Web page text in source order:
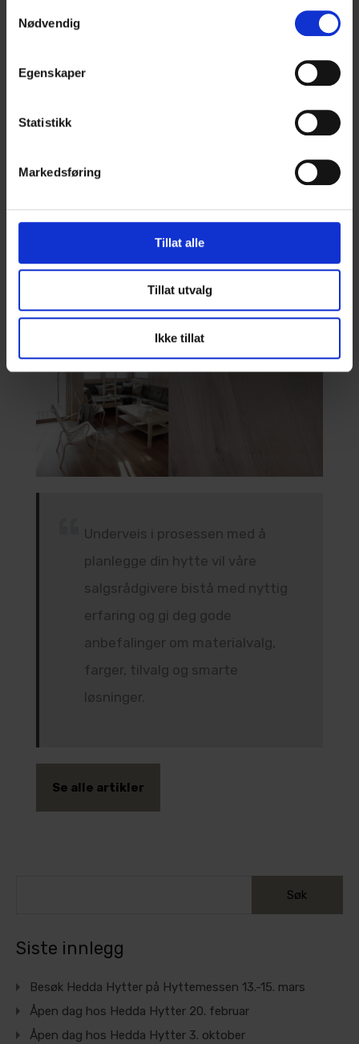
Nødvendig
Egenskaper
Statistikk
Markedsføring
Tillat alle
Tillat utvalg
Ikke tillat
baderomsinnredning. Alternativt kan det også
HEDDA kan leveres ferdig beiset innvendig og med
gulv i mange ulike utførelser.
Underveis i prosessen med å
planlegge din hytte vil våre
salgsrådgivere bistå med nyttig
erfaring og gi deg gode
anbefalinger om materialvalg,
farger, tilvalg og smarte
løsninger.
Se alle artikler
Siste innlegg
Besøk Hedda Hytter på Hyttemessen 13.-15. mars
Åpen dag hos Hedda Hytter 20. februar
Åpen dag hos Hedda Hytter 3. oktober